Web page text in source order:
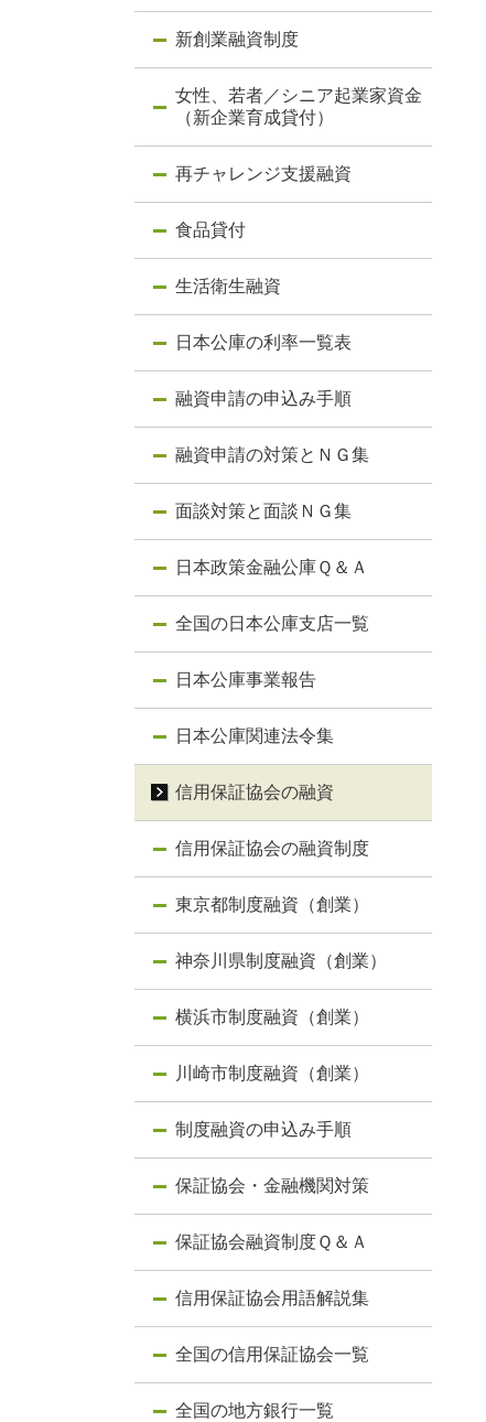
新創業融資制度
女性、若者／シニア起業家資金
（新企業育成貸付）
再チャレンジ支援融資
食品貸付
生活衛生融資
日本公庫の利率一覧表
融資申請の申込み手順
融資申請の対策とＮＧ集
面談対策と面談ＮＧ集
日本政策金融公庫Ｑ＆Ａ
全国の日本公庫支店一覧
日本公庫事業報告
日本公庫関連法令集
信用保証協会の融資
信用保証協会の融資制度
東京都制度融資（創業）
神奈川県制度融資（創業）
横浜市制度融資（創業）
川崎市制度融資（創業）
制度融資の申込み手順
保証協会・金融機関対策
保証協会融資制度Ｑ＆Ａ
信用保証協会用語解説集
全国の信用保証協会一覧
全国の地方銀行一覧